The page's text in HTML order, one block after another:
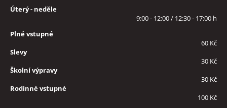
Úterý - neděle
9:00 - 12:00 / 12:30 - 17:00 h
Plné vstupné
60 Kč
Slevy
30 Kč
Školní výpravy
30 Kč
Rodinné vstupné
100 Kč